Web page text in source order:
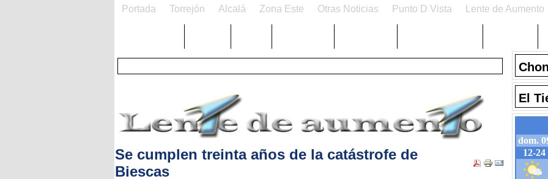
Portada Torrejón Alcalá Zona Este Otras Noticias Punto D Vista Lente de Aumento
Se cumplen treinta años de la catástrofe de
Biescas
El